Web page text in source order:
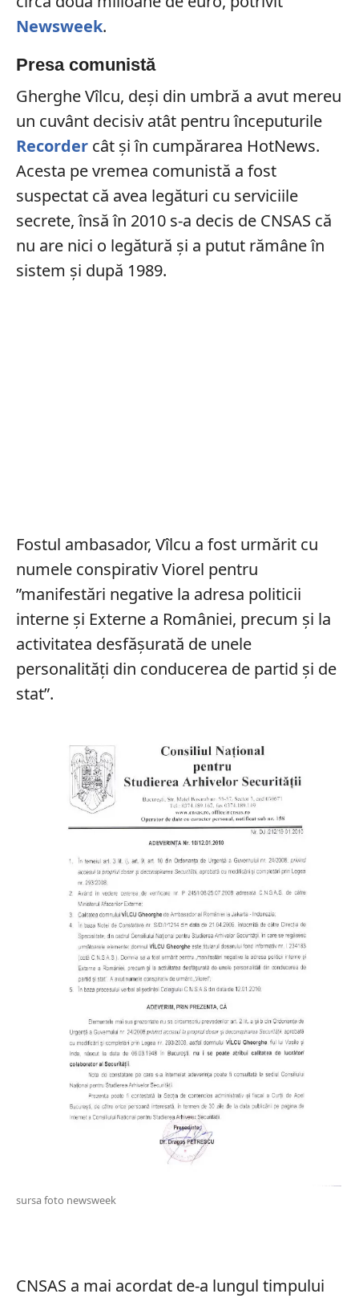
Newsweek.
Presa comunistă
Gherghe Vîlcu, deși din umbră a avut mereu
un cuvânt decisiv atât pentru începuturile
Recordercât și în cumpărarea HotNews.
Acesta pe vremea comunistă a fost
suspectat că avea legături cu serviciile
secrete, însă în 2010 s-a decis de CNSAS că
nu are nici o legătură și a putut rămâne în
sistem și după 1989.
Fostul ambasador, Vîlcu a fost urmărit cu
numele conspirativ Viorel pentru
”manifestări negative la adresa politicii
interne și Externe a României, precum și la
activitatea desfășurată de unele
personalități din conducerea de partid și de
stat”.
sursa foto newsweek
CNSAS a mai acordat de-a lungul timpului